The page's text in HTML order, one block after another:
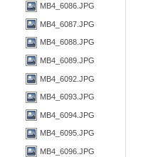
MB4_6086.JPG
MB4_6087.JPG
MB4_6088.JPG
MB4_6089.JPG
MB4_6092.JPG
MB4_6093.JPG
MB4_6094.JPG
MB4_6095.JPG
MB4_6096.JPG